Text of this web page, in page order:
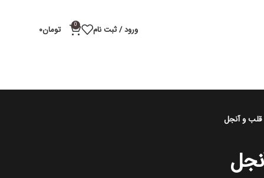
ورود / ثبت نام 0 تومان۰
قلب و آنجل